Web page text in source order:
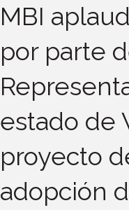
MBI
por parte
estado de
proyecto
adopción